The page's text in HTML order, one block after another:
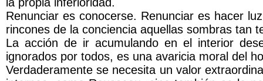
Renunciar es conocerse. Renunciar es hacer
rincones de la conciencia aquellas sombras tan
La acción de ir acumulando en el interior
ignorados por todos, es una avaricia moral del
Verdaderamente se necesita un valor